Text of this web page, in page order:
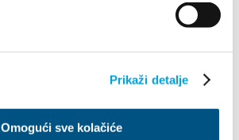
Prikaži detalje
Omogući sve kolačiće